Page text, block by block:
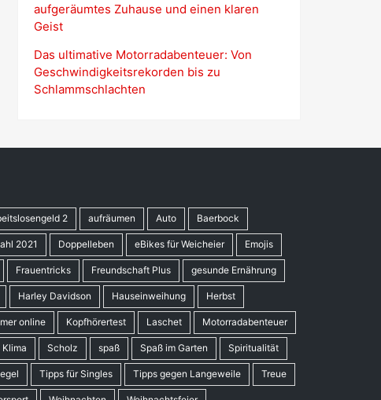
aufgeräumtes Zuhause und einen klaren
Geist
Das ultimative Motorradabenteuer: Von
Geschwindigkeitsrekorden bis zu
Schlammschlachten
2 aufräumen Auto Baerbock
2021 Doppelleben eBikes für Weicheier Emojis
Frauentricks Freundschaft Plus gesunde Ernährung
Harley Davidson Hauseinweihung Herbst
online Kopfhörertest Laschet Motorradabenteuer
Scholz spaß Spaß im Garten Spiritualität
Tipps für Singles Tipps gegen Langeweile Treue